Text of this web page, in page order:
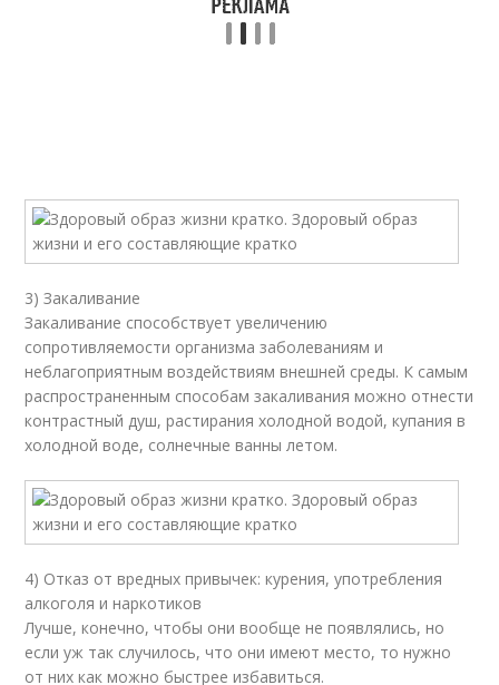
3) Закаливание
Закаливание способствует увеличению
сопротивляемости организма заболеваниям и
неблагоприятным воздействиям внешней среды. К самым
распространенным способам закаливания можно отнести
контрастный душ, растирания холодной водой, купания в
холодной воде, солнечные ванны летом.
4) Отказ от вредных привычек: курения, употребления
алкоголя и наркотиков
Лучше, конечно, чтобы они вообще не появлялись, но
если уж так случилось, что они имеют место, то нужно
от них как можно быстрее избавиться.